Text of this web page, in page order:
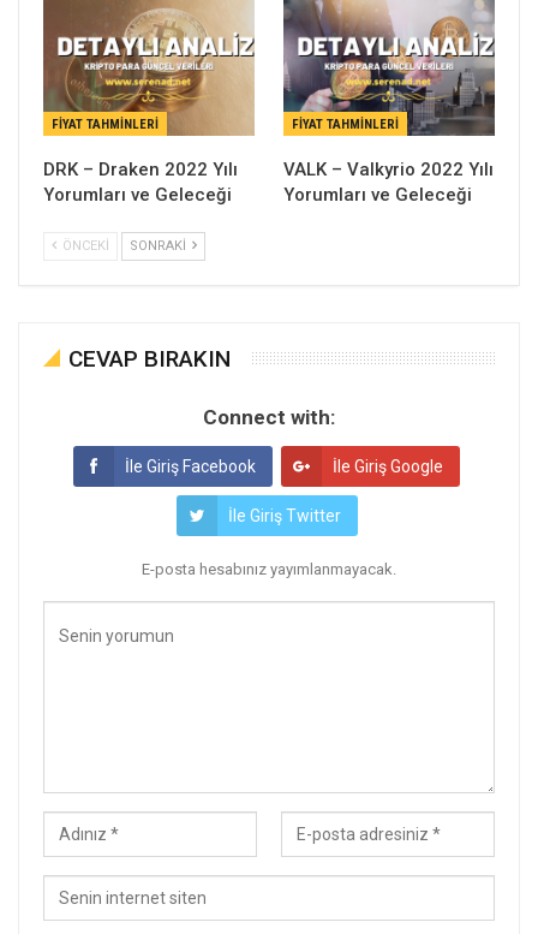
FIYAT TAHMINLERI
DRK – Draken 2022 Yılı
Yorumları ve Geleceği
FIYAT TAHMINLERI
VALK – Valkyrio 2022 Yılı
Yorumları ve Geleceği
ÖNCEKI SONRAKI
CEVAP BIRAKIN
Connect with:
İle Giriş Facebook İle Giriş Google
İle Giriş Twitter
E-posta hesabınız yayımlanmayacak.